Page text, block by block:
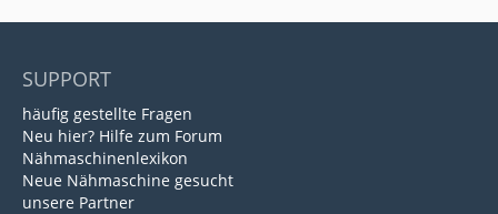
SUPPORT
häufig gestellte Fragen
Neu hier? Hilfe zum Forum
Nähmaschinenlexikon
Neue Nähmaschine gesucht
unsere Partner